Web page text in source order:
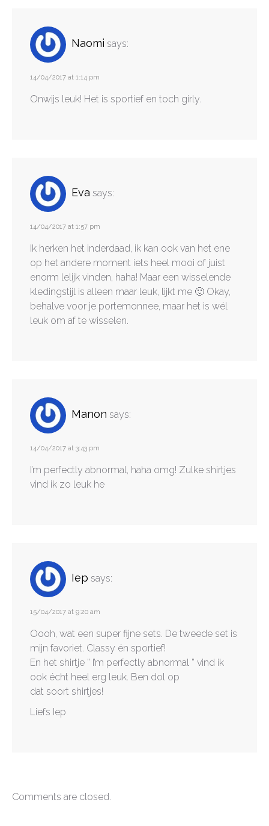
Naomi says:
14/04/2017 at 1:14 pm
Onwijs leuk! Het is sportief en toch girly.
Eva says:
14/04/2017 at 1:57 pm
Ik herken het inderdaad, ik kan ook van het ene
op het andere moment iets heel mooi of juist
enorm lelijk vinden, haha! Maar een wisselende
kledingstijl is alleen maar leuk, lijkt me 🙂 Okay,
behalve voor je portemonnee, maar het is wél
leuk om af te wisselen.
Manon says:
14/04/2017 at 3:43 pm
I’m perfectly abnormal, haha omg! Zulke shirtjes
vind ik zo leuk he
Iep says:
15/04/2017 at 9:20 am
Oooh, wat een super fijne sets. De tweede set is
mijn favoriet. Classy én sportief!
En het shirtje ” I’m perfectly abnormal ” vind ik
ook écht heel erg leuk. Ben dol op
dat soort shirtjes!
Liefs Iep
Comments are closed.